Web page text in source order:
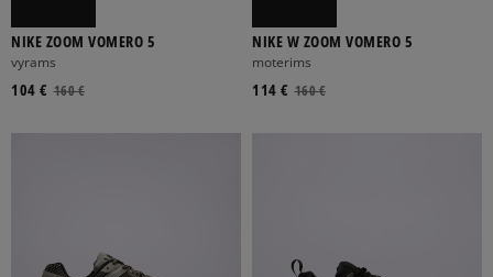
NIKE ZOOM VOMERO 5
vyrams
160 €
104 €
NIKE W ZOOM VOMERO 5
moterims
160 €
114 €